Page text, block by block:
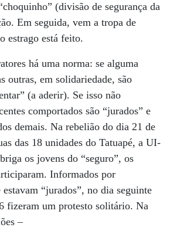
(divisão de segurança da
Em seguida, vem a tropa de
estrago está feito.
há uma norma: se alguma
outras, em solidariedade, são
(a aderir). Se isso não
comportados são “jurados” e
demais. Na rebelião do dia 21 de
das 18 unidades do Tatuapé, a UI-
os jovens do “seguro”, os
Informados por
“jurados”, no dia seguinte
fizeram um protesto solitário. Na
–